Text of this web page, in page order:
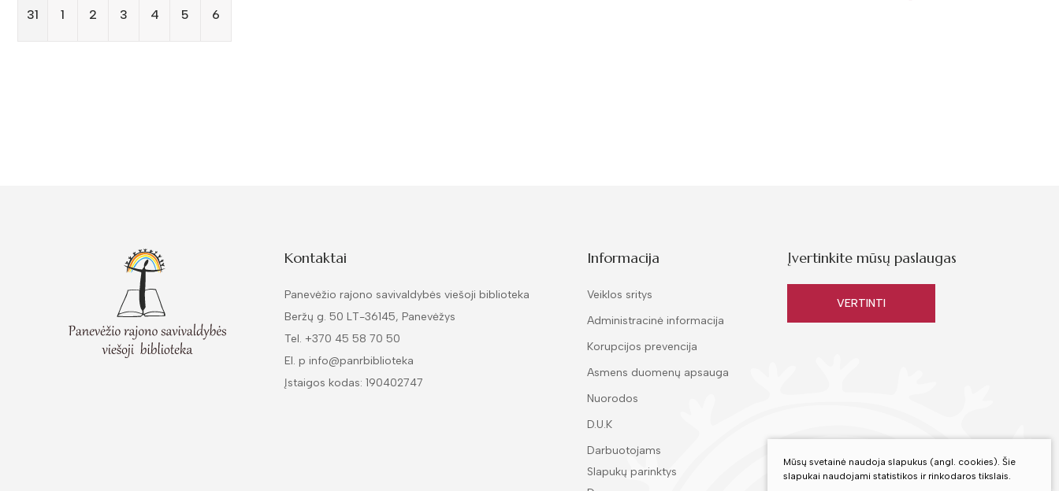
31 1 2 3 4 5 6
Kontaktai
Panevėžio rajono savivaldybės viešoji biblioteka
Beržų g. 50 LT-36145, Panevėžys
Tel. +370 45 58 70 50
El. p info@panrbiblioteka
Įstaigos kodas: 190402747
Informacija
Veiklos sritys
Administracinė informacija
Korupcijos prevencija
Asmens duomenų apsauga
Nuorodos
D.U.K
Darbuotojams
Slapukų parinktys
Įvertinkite mūsų paslaugas
VERTINTI
Mūsų svetainė naudoja slapukus (angl. cookies). Šie
slapukai naudojami statistikos ir rinkodaros tikslais.